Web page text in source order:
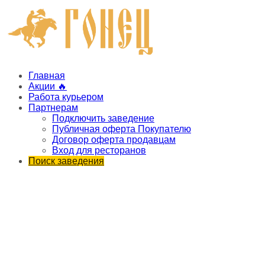
Главная
Акции 🔥
Работа курьером
Партнерам
Подключить заведение
Публичная оферта Покупателю
Договор оферта продавцам
Вход для ресторанов
Поиск заведения